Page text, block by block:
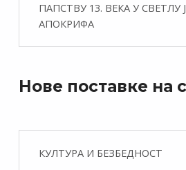
ПАПСТВУ 13. ВЕКА У СВЕТЛУ
АПОКРИФА
Нове поставке на
КУЛТУРА И БЕЗБЕДНОСТ